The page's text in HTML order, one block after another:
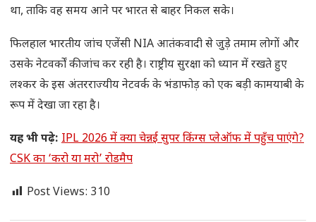
था, ताकि वह समय आने पर भारत से बाहर निकल सके।
फिलहाल भारतीय जांच एजेंसी NIA आतंकवादी से जुड़े तमाम लोगों और
उसके नेटवर्कों की जांच कर रही है। राष्ट्रीय सुरक्षा को ध्यान में रखते हुए
लश्कर के इस अंतरराज्यीय नेटवर्क के भंडाफोड़ को एक बड़ी कामयाबी के
रूप में देखा जा रहा है।
यह भी पढ़े: IPL 2026 में क्या चेन्नई सुपर किंग्स प्लेऑफ में पहुँच पाएंगे?
CSK का ‘करो या मरो’ रोडमैप
Post Views: 310